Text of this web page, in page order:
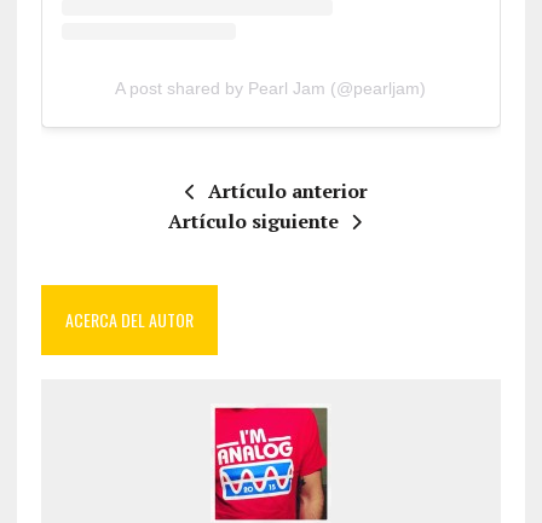
A post shared by Pearl Jam (@pearljam)
Artículo anterior
Artículo siguiente
ACERCA DEL AUTOR